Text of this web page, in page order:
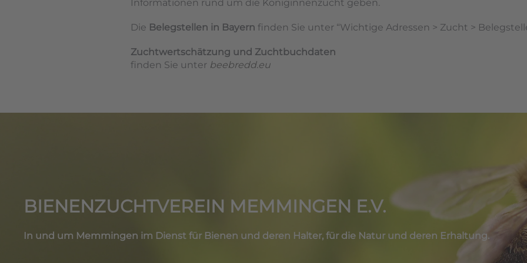
Informationen rund um die Königinnenzucht geben.
Die Belegstellen in Bayern finden Sie unter “Wichtige Adressen > Zucht >
Zuchtwertschätzung und Zuchtbuchdaten
finden Sie unter beebredd.eu
BIENENZUCHTVEREIN MEMMINGEN E.V.
In und um Memmingen im Dienst für Bienen und deren Halter, für die Natur und deren Erhaltung.